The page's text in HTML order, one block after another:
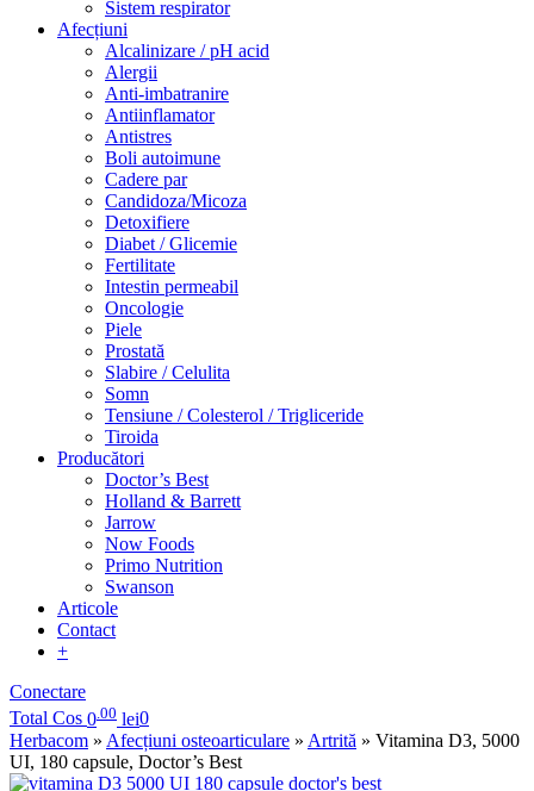
Sistem respirator
Afecțiuni
Alcalinizare / pH acid
Alergii
Anti-imbatranire
Antiinflamator
Antistres
Boli autoimune
Cadere par
Candidoza/Micoza
Detoxifiere
Diabet / Glicemie
Fertilitate
Intestin permeabil
Oncologie
Piele
Prostată
Slabire / Celulita
Somn
Tensiune / Colesterol / Trigliceride
Tiroida
Producători
Doctor’s Best
Holland & Barrett
Jarrow
Now Foods
Primo Nutrition
Swanson
Articole
Contact
+
Conectare
Total Cos 0 .00 lei0
Herbacom » Afecțiuni osteoarticulare » Artrită » Vitamina D3, 5000
UI, 180 capsule, Doctor’s Best